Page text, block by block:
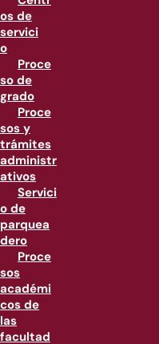
os de
servici
o
Proce
so de
grado
Proce
sos y
trámites
administr
ativos
Servici
o de
parquea
dero
Proce
sos
académi
cos de
las
facultad